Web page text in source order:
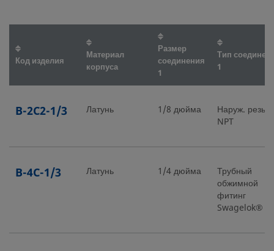
Код изделия
Материал
корпуса
Размер
соединения
1
Тип
1
B-2C2-1/3 Латунь 1/8 дюйма
Наруж.
NPT
B-4C-1/3 Латунь 1/4 дюйма
Трубный
обжимной
фитинг
Swagelok®